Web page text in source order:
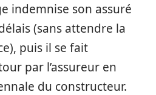
indemnise son assuré
(sans attendre la
puis il se fait
par l’assureur en
du constructeur.